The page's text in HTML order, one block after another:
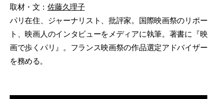
取材・文： 佐藤久理子
パリ在住、ジャーナリスト、批評家。国際映画祭のリポー
ト、映画人のインタビューをメディアに執筆。著書に『映
画で歩くパリ』。フランス映画祭の作品選定アドバイザー
を務める。